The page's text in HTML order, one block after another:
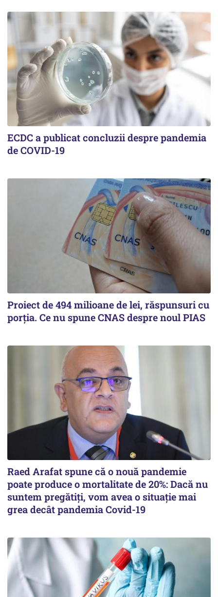
ECDC a publicat concluzii despre pandemia
de COVID-19
Proiect de 494 milioane de lei, răspunsuri cu
porția. Ce nu spune CNAS despre noul PIAS
Raed Arafat spune că o nouă pandemie
poate produce o mortalitate de 20%: Dacă nu
suntem pregătiți, vom avea o situație mai
grea decât pandemia Covid-19